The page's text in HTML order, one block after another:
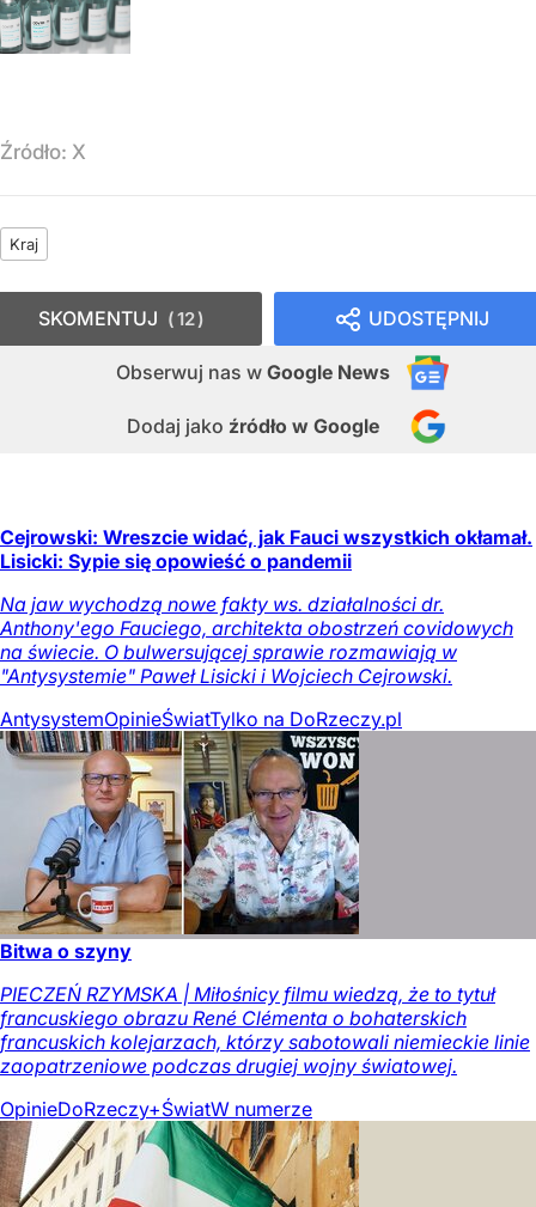
Źródło: X
Kraj
UDOSTĘPNIJ
Obserwuj nas w Google News
Dodaj jako źródło w Google
SKOMENTUJ 12
Cejrowski: Wreszcie widać, jak Fauci wszystkich okłamał.
Lisicki: Sypie się opowieść o pandemii
Na jaw wychodzą nowe fakty ws. działalności dr.
Anthony'ego Fauciego, architekta obostrzeń covidowych
na świecie. O bulwersującej sprawie rozmawiają w
"Antysystemie" Paweł Lisicki i Wojciech Cejrowski.
AntysystemOpinieŚwiatTylko na DoRzeczy.pl
Bitwa o szyny
PIECZEŃ RZYMSKA | Miłośnicy filmu wiedzą, że to tytuł
francuskiego obrazu René Clémenta o bohaterskich
francuskich kolejarzach, którzy sabotowali niemieckie linie
zaopatrzeniowe podczas drugiej wojny światowej.
OpinieDoRzeczy+ŚwiatW numerze